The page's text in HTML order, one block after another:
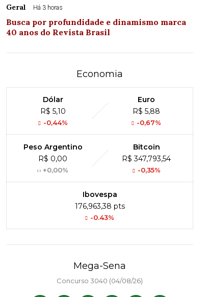
Geral Há 3 horas
Busca por profundidade e dinamismo marca
40 anos do Revista Brasil
Economia
Dólar
R$ 5,10
-0,44%
Euro
R$ 5,88
-0,67%
Peso Argentino
R$ 0,00
+0,00%
Bitcoin
R$ 347,793,54
-0,35%
Ibovespa
176,963,38 pts
-0.43%
Mega-Sena
Concurso 3040 (04/08/26)